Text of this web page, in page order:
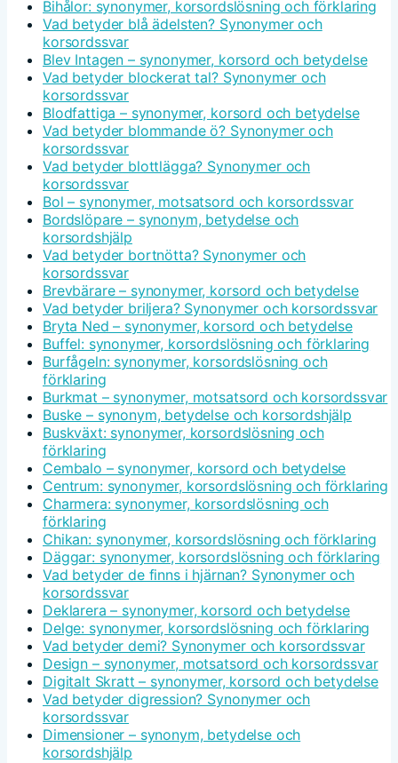
Bihålor: synonymer, korsordslösning och förklaring
Vad betyder blå ädelsten? Synonymer och
korsordssvar
Blev Intagen – synonymer, korsord och betydelse
Vad betyder blockerat tal? Synonymer och
korsordssvar
Blodfattiga – synonymer, korsord och betydelse
Vad betyder blommande ö? Synonymer och
korsordssvar
Vad betyder blottlägga? Synonymer och
korsordssvar
Bol – synonymer, motsatsord och korsordssvar
Bordslöpare – synonym, betydelse och
korsordshjälp
Vad betyder bortnötta? Synonymer och
korsordssvar
Brevbärare – synonymer, korsord och betydelse
Vad betyder briljera? Synonymer och korsordssvar
Bryta Ned – synonymer, korsord och betydelse
Buffel: synonymer, korsordslösning och förklaring
Burfågeln: synonymer, korsordslösning och
förklaring
Burkmat – synonymer, motsatsord och korsordssvar
Buske – synonym, betydelse och korsordshjälp
Buskväxt: synonymer, korsordslösning och
förklaring
Cembalo – synonymer, korsord och betydelse
Centrum: synonymer, korsordslösning och förklaring
Charmera: synonymer, korsordslösning och
förklaring
Chikan: synonymer, korsordslösning och förklaring
Däggar: synonymer, korsordslösning och förklaring
Vad betyder de finns i hjärnan? Synonymer och
korsordssvar
Deklarera – synonymer, korsord och betydelse
Delge: synonymer, korsordslösning och förklaring
Vad betyder demi? Synonymer och korsordssvar
Design – synonymer, motsatsord och korsordssvar
Digitalt Skratt – synonymer, korsord och betydelse
Vad betyder digression? Synonymer och
korsordssvar
Dimensioner – synonym, betydelse och
korsordshjälp